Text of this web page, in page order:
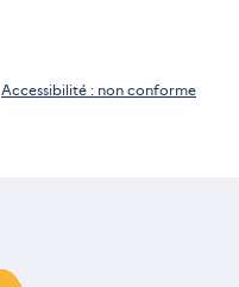
Accessibilité : non conforme